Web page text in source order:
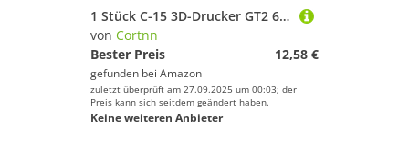
1 Stück C-15 3D-Drucker GT2 6 mm Closed Loop Rubber 2GT Zahnriemenlänge 960 976 1000 1040 1100 11440 1164 1180 1210 1220 mm(2GT-1140mm)
von Cortnn
Bester Preis
12,58 €
gefunden bei Amazon
zuletzt überprüft am 27.09.2025 um 00:03; der
Preis kann sich seitdem geändert haben.
Keine weiteren Anbieter